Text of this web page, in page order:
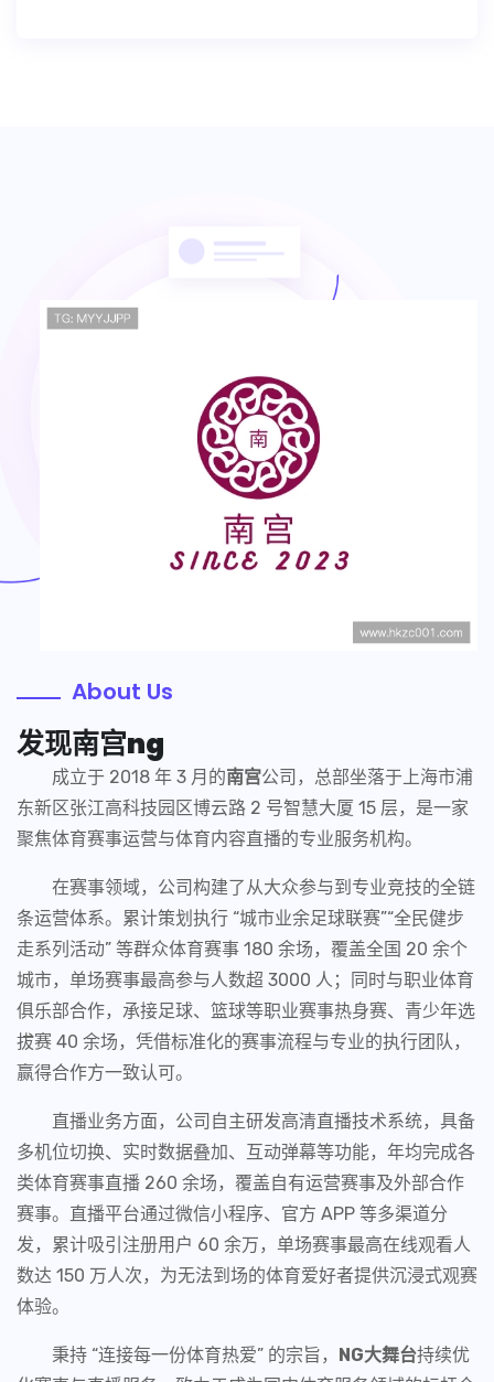
About Us
发现南宫ng
成立于 2018 年 3 月的南宫公司，总部坐落于上海市浦
东新区张江高科技园区博云路 2 号智慧大厦 15 层，是一家
聚焦体育赛事运营与体育内容直播的专业服务机构。
在赛事领域，公司构建了从大众参与到专业竞技的全链
条运营体系。累计策划执行 “城市业余足球联赛”“全民健步
走系列活动” 等群众体育赛事 180 余场，覆盖全国 20 余个
城市，单场赛事最高参与人数超 3000 人；同时与职业体育
俱乐部合作，承接足球、篮球等职业赛事热身赛、青少年选
拔赛 40 余场，凭借标准化的赛事流程与专业的执行团队，
赢得合作方一致认可。
直播业务方面，公司自主研发高清直播技术系统，具备
多机位切换、实时数据叠加、互动弹幕等功能，年均完成各
类体育赛事直播 260 余场，覆盖自有运营赛事及外部合作
赛事。直播平台通过微信小程序、官方 APP 等多渠道分
发，累计吸引注册用户 60 余万，单场赛事最高在线观看人
数达 150 万人次，为无法到场的体育爱好者提供沉浸式观赛
体验。
秉持 “连接每一份体育热爱” 的宗旨， NG大舞台持续优